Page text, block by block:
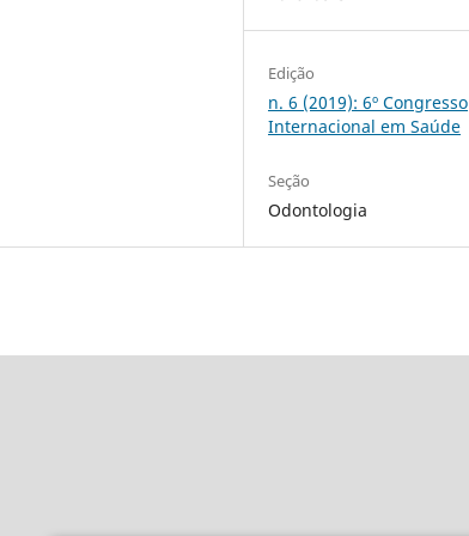
Edição
n. 6 (2019): 6º Congresso
Internacional em Saúde
Seção
Odontologia